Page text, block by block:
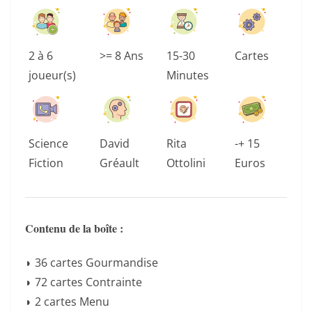
2 à 6
joueur(s)
>= 8 Ans
15-30
Minutes
Cartes
Science
Fiction
David
Gréault
Rita
Ottolini
-+ 15
Euros
Contenu de la boîte :
◗ 36 cartes Gourmandise
◗ 72 cartes Contrainte
◗ 2 cartes Menu